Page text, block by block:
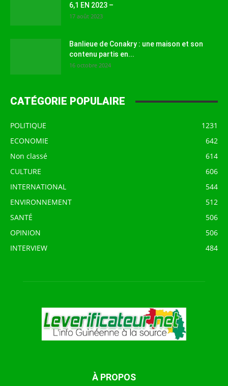
6,1 EN 2023 –
17 août 2023
Banlieue de Conakry : une maison et son
contenu partis en...
16 octobre 2024
CATÉGORIE POPULAIRE
POLITIQUE
1231
ECONOMIE
642
Non classé
614
CULTURE
606
INTERNATIONAL
544
ENVIRONNEMENT
512
SANTÉ
506
OPINION
506
INTERVIEW
484
À PROPOS